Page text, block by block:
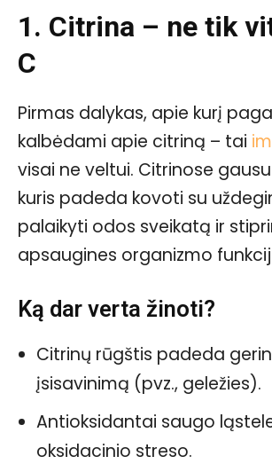
1. Citrina – ne tik
C
Pirmas dalykas, apie kurį
kalbėdami apie citriną – tai
visai ne veltui. Citrinose
kuris padeda kovoti su
palaikyti odos sveikatą ir
apsaugines organizmo
Ką dar verta žinoti?
Citrinų rūgštis padeda
įsisavinimą (pvz., geležies).
Antioksidantai saugo
oksidacinio streso.